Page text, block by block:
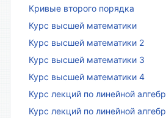
Кривые второго порядка
Курс высшей математики
Курс высшей математики 2
Курс высшей математики 3
Курс высшей математики 4
Курс лекций по линейной
Курс лекций по линейной